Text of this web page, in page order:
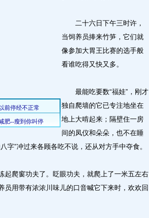
二十六日下午三时许，
当饲养员捧来竹笋，它们就
像参加大胃王比赛的选手般
看谁吃得又快又多。
最能吃要数“福娃”，刚才
独自爬墙的它已专注地坐在
地上大啃起来；隔壁住一房
间的凤仪和朵朵，也不在睡
字”冲过来各顾各吃不说，还从对方手中夺食。
爬窗功夫了。眨眼功夫，就爬上了一米五左右
员用带有浓浓川味儿的口音喊它下来时，欢欢回